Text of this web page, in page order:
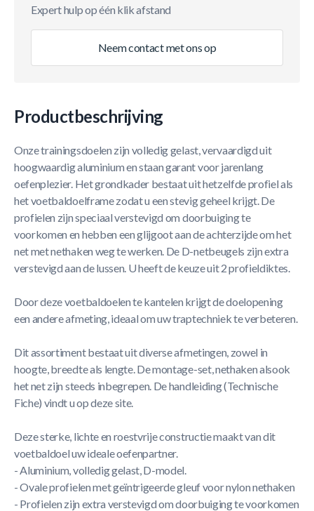
Expert hulp op één klik afstand
Neem contact met ons op
Productbeschrijving
Onze trainingsdoelen zijn volledig gelast, vervaardigd uit
hoogwaardig aluminium en staan garant voor jarenlang
oefenplezier. Het grondkader bestaat uit hetzelfde profiel als
het voetbaldoelframe zodat u een stevig geheel krijgt. De
profielen zijn speciaal verstevigd om doorbuiging te
voorkomen en hebben een glijgoot aan de achterzijde om het
net met nethaken weg te werken. De D-netbeugels zijn extra
verstevigd aan de lussen. U heeft de keuze uit 2 profieldiktes.
Door deze voetbaldoelen te kantelen krijgt de doelopening
een andere afmeting, ideaal om uw traptechniek te verbeteren.
Dit assortiment bestaat uit diverse afmetingen, zowel in
hoogte, breedte als lengte. De montage-set, nethaken alsook
het net zijn steeds inbegrepen. De handleiding (Technische
Fiche) vindt u op deze site.
Deze sterke, lichte en roestvrije constructie maakt van dit
voetbaldoel uw ideale oefenpartner.
- Aluminium, volledig gelast, D-model.
- Ovale profielen met geïntrigeerde gleuf voor nylon nethaken
- Profielen zijn extra verstevigd om doorbuiging te voorkomen